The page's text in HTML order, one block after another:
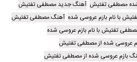
مصطفی تفتیش آهنگ جدید مصطفی تفتیش
با نام بازم عروسی شده آهنگ مصطفی تفتیش
تفتیش با نام بازم عروسی شده
عروسی شده از مصطفی تفتیش
بازم عروسی شده از مصطفی تفتیش